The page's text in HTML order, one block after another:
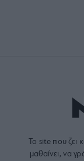
Το site που ζει
μαθαίνει, να